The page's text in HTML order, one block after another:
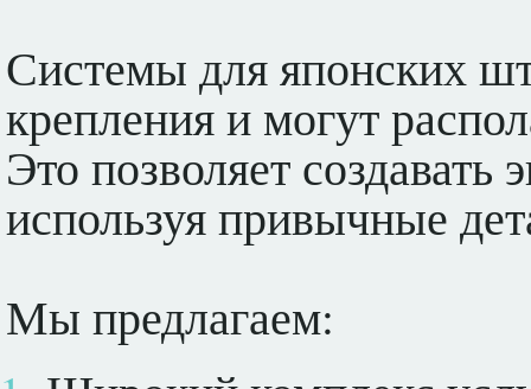
Системы для японских
крепления и могут
Это позволяет
используя привычные
Мы предлагаем: